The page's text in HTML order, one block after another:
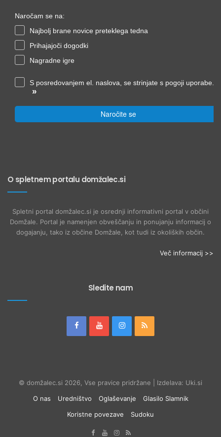
Naročam se na:
Najbolj brane novice preteklega tedna
Prihajajoči dogodki
Nagradne igre
S posredovanjem el. naslova, se strinjate s pogoji uporabe.
»
Naročite se
O spletnem portalu domžalec.si
Spletni portal domžalec.si je osrednji informativni portal v občini
Domžale. Portal je namenjen obveščanju in ponujanju informacij o
dogajanju, tako iz občine Domžale, kot tudi iz okoliških občin.
Več informacij >>
Sledite nam
© domžalec.si 2026, Vse pravice pridržane | Izdelava: Uki.si
O nas
Uredništvo Oglaševanje
Glasilo Slamnik
Koristne povezave
Sudoku